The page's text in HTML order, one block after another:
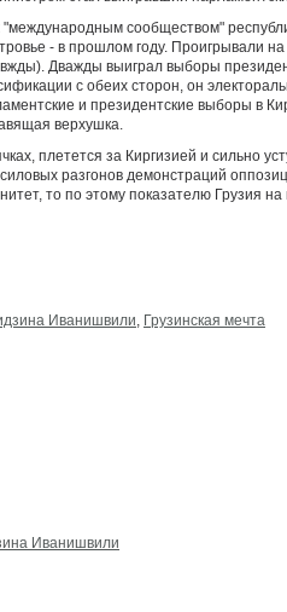
сообществом"
- в прошлом году. Проигрывали на
Дважды выиграл выборы
с обеих сторон, он
и президентские выборы в
верхушка.
плетется за Киргизией и сильно
разгонов демонстраций
то по этому показателю Грузия на
Иванишвили, Грузинская мечта
Иванишвили